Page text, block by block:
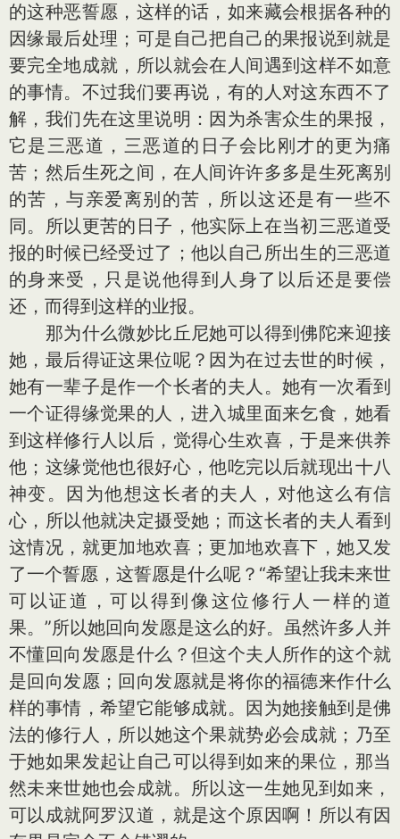
的这种恶誓愿，这样的话，如来藏会根据各种的
因缘最后处理；可是自己把自己的果报说到就是
要完全地成就，所以就会在人间遇到这样不如意
的事情。不过我们要再说，有的人对这东西不了
解，我们先在这里说明：因为杀害众生的果报，
它是三恶道，三恶道的日子会比刚才的更为痛
苦；然后生死之间，在人间许许多多是生死离别
的苦，与亲爱离别的苦，所以这还是有一些不
同。所以更苦的日子，他实际上在当初三恶道受
报的时候已经受过了；他以自己所出生的三恶道
的身来受，只是说他得到人身了以后还是要偿
还，而得到这样的业报。
那为什么微妙比丘尼她可以得到佛陀来迎接
她，最后得证这果位呢？因为在过去世的时候，
她有一辈子是作一个长者的夫人。她有一次看到
一个证得缘觉果的人，进入城里面来乞食，她看
到这样修行人以后，觉得心生欢喜，于是来供养
他；这缘觉他也很好心，他吃完以后就现出十八
神变。因为他想这长者的夫人，对他这么有信
心，所以他就决定摄受她；而这长者的夫人看到
这情况，就更加地欢喜；更加地欢喜下，她又发
了一个誓愿，这誓愿是什么呢？“希望让我未来世
可以证道，可以得到像这位修行人一样的道
果。”所以她回向发愿是这么的好。虽然许多人并
不懂回向发愿是什么？但这个夫人所作的这个就
是回向发愿；回向发愿就是将你的福德来作什么
样的事情，希望它能够成就。因为她接触到是佛
法的修行人，所以她这个果就势必会成就；乃至
于她如果发起让自己可以得到如来的果位，那当
然未来世她也会成就。所以这一生她见到如来，
可以成就阿罗汉道，就是这个原因啊！所以有因